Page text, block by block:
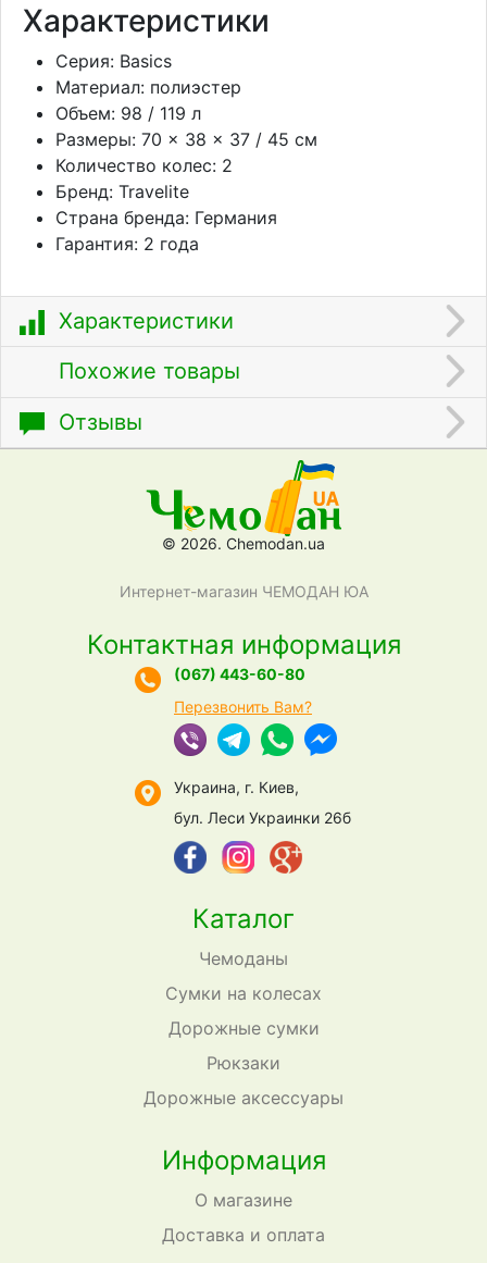
Характеристики
Серия: Basics
Материал: полиэстер
Объем: 98 / 119 л
Размеры: 70 × 38 × 37 / 45 см
Количество колес: 2
Бренд: Travelite
Страна бренда: Германия
Гарантия: 2 года
Характеристики
Похожие товары
Отзывы
© 2026. Chemodan.ua
Интернет-магазин ЧЕМОДАН ЮА
Каталог
Чемоданы
Сумки на колесах
Дорожные сумки
Рюкзаки
Дорожные аксессуары
Информация
О магазине
Доставка и оплата
Контактная информация
(067) 443-60-80
Перезвонить Вам?
Украина, г. Киев,
бул. Леси Украинки 26б